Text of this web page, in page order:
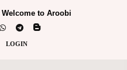
Welcome to Aroobi
LOGIN